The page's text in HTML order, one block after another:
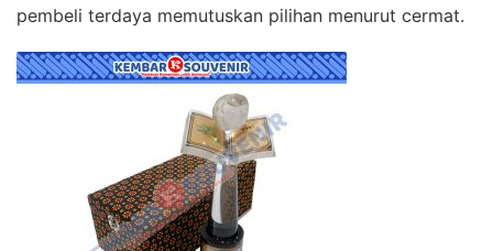
pembeli terdaya memutuskan pilihan menurut cermat.